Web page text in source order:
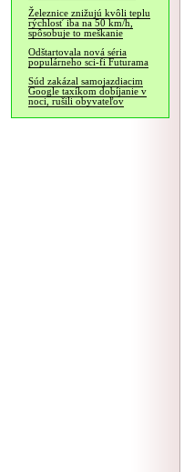
Železnice znižujú kvôli teplu
rýchlosť iba na 50 km/h,
spôsobuje to meškanie
Odštartovala nová séria
populárneho sci-fi Futurama
Súd zakázal samojazdiacim
Google taxíkom dobíjanie v
noci, rušili obyvateľov